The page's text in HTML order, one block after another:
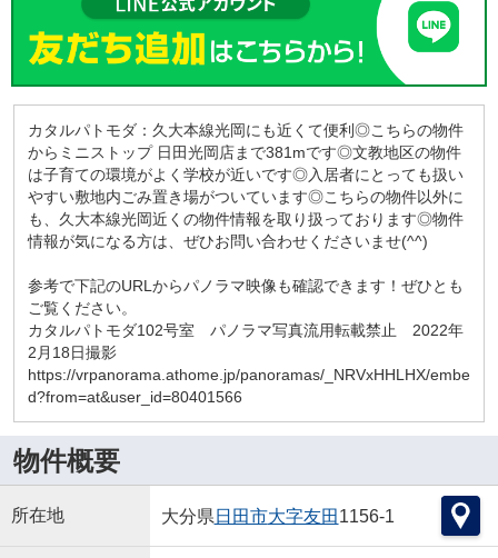
カタルパトモダ：久大本線光岡にも近くて便利◎こちらの物件
からミニストップ 日田光岡店まで381mです◎文教地区の物件
は子育ての環境がよく学校が近いです◎入居者にとっても扱い
やすい敷地内ごみ置き場がついています◎こちらの物件以外に
も、久大本線光岡近くの物件情報を取り扱っております◎物件
情報が気になる方は、ぜひお問い合わせくださいませ(^^)
参考で下記のURLからパノラマ映像も確認できます！ぜひとも
ご覧ください。
カタルパトモダ102号室 パノラマ写真流用転載禁止 2022年
2月18日撮影
https://vrpanorama.athome.jp/panoramas/_NRVxHHLHX/embe
d?from=at&user_id=80401566
物件概要
所在地 大分県 日田市大字友田 1156-1